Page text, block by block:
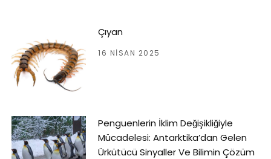
Çıyan
16 NISAN 2025
Penguenlerin İklim Değişikliğiyle
Mücadelesi: Antarktika’dan Gelen
Ürkütücü Sinyaller Ve Bilimin Çözüm